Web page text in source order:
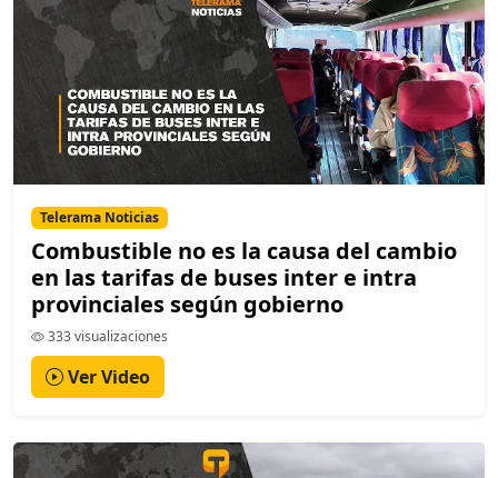
Telerama Noticias
Combustible no es la causa del cambio
en las tarifas de buses inter e intra
provinciales según gobierno
333 visualizaciones
Ver Video